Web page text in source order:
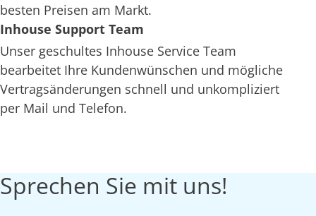
besten Preisen am Markt.
Inhouse Support Team
Unser geschultes Inhouse Service Team
bearbeitet Ihre Kundenwünschen und mögliche
Vertragsänderungen schnell und unkompliziert
per Mail und Telefon.
Sprechen Sie mit uns!